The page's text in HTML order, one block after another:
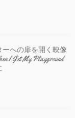
ーへの扉を開く映像
I Get My Playground